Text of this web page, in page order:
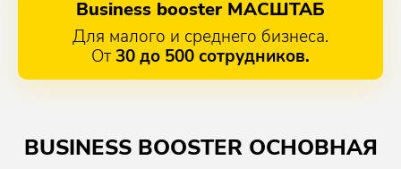
Business booster МАСШТАБ
Для малого и среднего бизнеса.
От30 до 500 сотрудников.
BUSINESS BOOSTER ОСНОВНАЯ